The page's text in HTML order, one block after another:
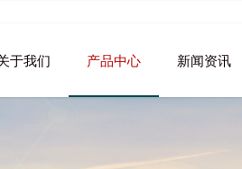
于我们 产品中心 新闻资讯